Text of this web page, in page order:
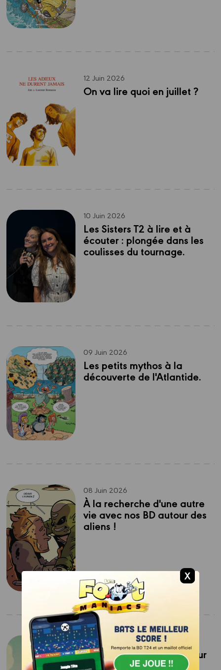
12 Juin 2026
On va lire quoi en juillet ?
10 Juin 2026
Les Sisters T2 à lire et à
écouter : plongée dans les
coulisses du tournage.
09 Juin 2026
Les petits mythos à la
découverte de l'Atlantide.
08 Juin 2026
À la recherche d'une autre
vie avec nos BD autour des
aliens !
04 Juin 2026
Notre sélection de BD pour
la Fête des Pères